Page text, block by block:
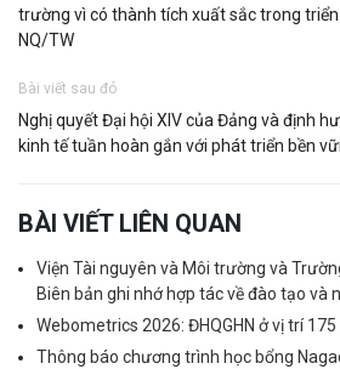
trường vì có thành tích xuất sắc trong
NQ/TW
Bài viết sau đó
Nghị quyết Đại hội XIV của Đảng và định
kinh tế tuần hoàn gắn với phát triển bền
BÀI VIẾT LIÊN QUAN
Viện Tài nguyên và Môi trường và
Biên bản ghi nhớ hợp tác về đào tạo và
Webometrics 2026: ĐHQGHN ở vị trí
Thông báo chương trình học bổng